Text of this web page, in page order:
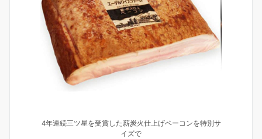
4年連続三ツ星を受賞した薪炭火仕上げベーコンを特別サ
イズで